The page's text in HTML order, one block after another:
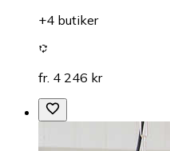
+4 butiker
fr. 4 246 kr